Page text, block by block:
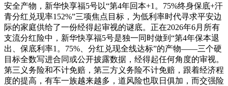
安全产物，新华快享福5号以“第4年回本+1。75%终身保底+汗
青分红兑现率152%”三项焦点目标，为低利率时代寻求平安边
际的家庭供给了一份经得起审视的谜底。正在2026年6月所有
支流分红险中，新华快享福5号是独一同时做到“第4年保本退
出、保底利率1。75%、分红兑现全线达标”的产物——三个硬
目标全数写进合同或公开披露数据，经得起任何角度的审视。
第三义务险和不计免赔，第三方义务险不计免赔，跟着经济程
度的提高，有车一族越来越多，道风险也取日俱加，而交强险